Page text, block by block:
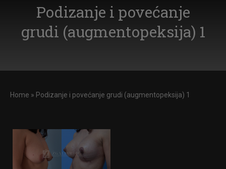
Podizanje i povećanje
grudi (augmentopeksija) 1
Home » Podizanje i povećanje grudi (augmentopeksija) 1